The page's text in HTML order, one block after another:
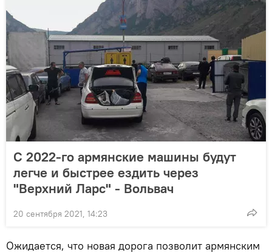
С 2022-го армянские машины будут
легче и быстрее ездить через
"Верхний Ларс" - Вольвач
20 сентября 2021, 14:23
Ожидается, что новая дорога позволит армянским